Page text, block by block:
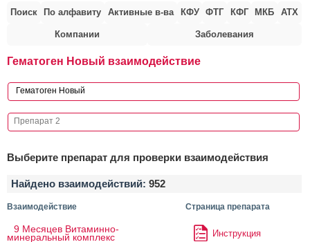
Поиск По алфавиту Активные в-ва КФУ ФТГ КФГ МКБ АТХ
Компании Заболевания
Гематоген Новый взаимодействие
Выберите препарат для проверки взаимодействия
Найдено взаимодействий: 952
Взаимодействие Страница препарата
9 Месяцев Витаминно-
минеральный комплекс Инструкция